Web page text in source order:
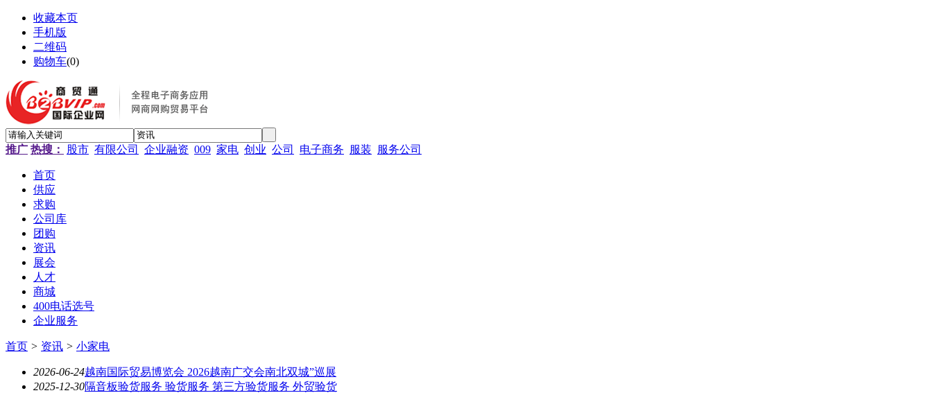
收藏本页
手机版
二维码
购物车(0)
推广 热搜： 股市 有限公司 企业融资 009 家电 创业 公司 电子商务 服装 服务公司
首页
供应
求购
公司库
团购
资讯
展会
人才
商城
400电话选号
企业服务
首页 > 资讯 > 小家电
2026-06-24越南国际贸易博览会 2026越南广交会南北双城”巡展
2025-12-30隔音板验货服务 验货服务 第三方验货服务 外贸验货